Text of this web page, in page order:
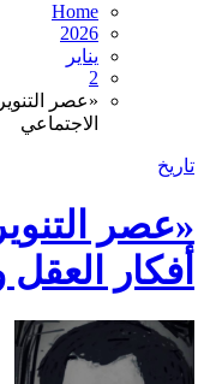
Home
2026
يناير
2
الاجتماعي
تاريخ
أفكار